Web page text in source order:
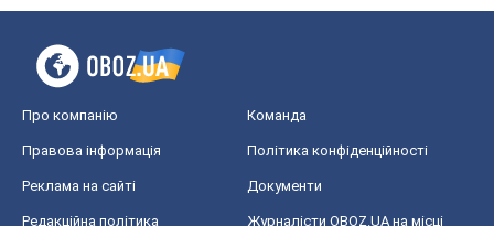
Про компанію Команда
Правова інформація Політика конфіденційності
Реклама на сайті Документи
Редакційна політика
Журналісти OBOZ.UA на місці